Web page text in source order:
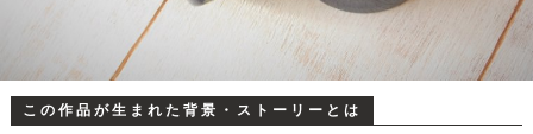
この作品が生まれた背景・ストーリーとは